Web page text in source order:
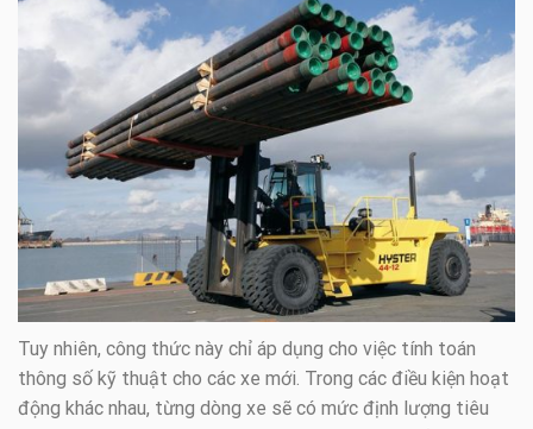
Tuy nhiên, công thức này chỉ áp dụng cho việc tính toán
thông số kỹ thuật cho các xe mới. Trong các điều kiện hoạt
động khác nhau, từng dòng xe sẽ có mức định lượng tiêu